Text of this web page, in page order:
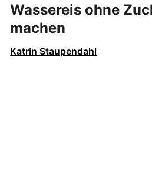
Wassereis ohne
machen
Katrin Staupendahl